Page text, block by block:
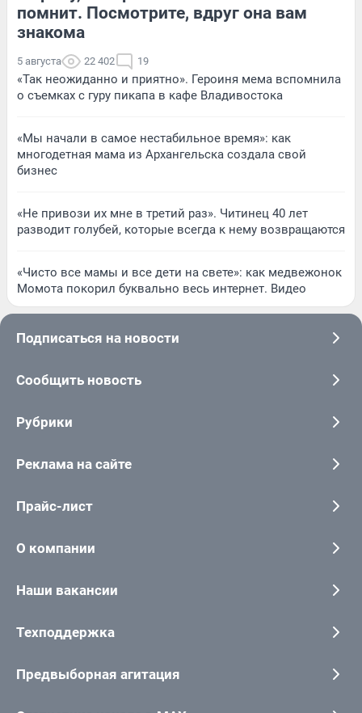
помнит. Посмотрите, вдруг она вам
знакома
5 августа 22 402 19
«Так неожиданно и приятно». Героиня мема вспомнила
о съемках с гуру пикапа в кафе Владивостока
«Мы начали в самое нестабильное время»: как
многодетная мама из Архангельска создала свой
бизнес
«Не привози их мне в третий раз». Читинец 40 лет
разводит голубей, которые всегда к нему возвращаются
«Чисто все мамы и все дети на свете»: как медвежонок
Момота покорил буквально весь интернет. Видео
Подписаться на новости
Сообщить новость
Рубрики
Реклама на сайте
Прайс-лист
О компании
Наши вакансии
Техподдержка
Предвыборная агитация